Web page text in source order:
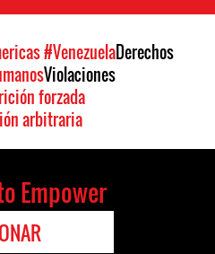
#VenezuelaDerechos
Violaciones
forzada
arbitraria
Empower